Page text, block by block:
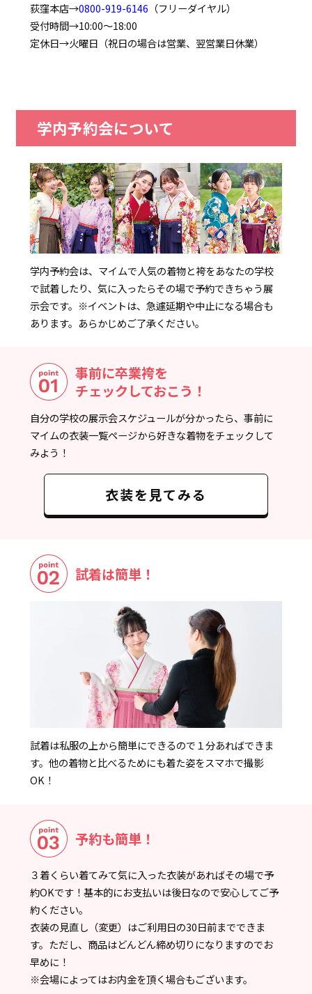
荻窪本店→0800-919-6146 （フリーダイヤル）
受付時間→10:00～18:00
定休日→火曜日（祝日の場合は営業、翌営業日休業）
学内予約会について
学内予約会は、マイムで人気の着物と袴をあなたの学校
で試着したり、気に入ったらその場で予約できちゃう展
示会です。 ※イベントは、急遽延期や中止になる場合も
あります。あらかじめご了承ください。
事前に卒業袴を
チェックしておこう！
自分の学校の展示会スケジュールが分かったら、事前に
マイムの衣装一覧ページから好きな着物をチェックして
みよう！
衣装を見てみる
試着は簡単！
試着は私服の上から簡単にできるので１分あればできま
す。他の着物と比べるためにも着た姿をスマホで撮影
OK！
予約も簡単！
３着くらい着てみて気に入った衣装があればその場で予
約OKです！基本的にお支払いは後日なので安心してご予
約ください。
衣装の見直し（変更）はご利用日の30日前までできま
す。ただし、商品はどんどん締め切りになりますのでお
早めに！
※会場によってはお内金を頂く場合もございます。